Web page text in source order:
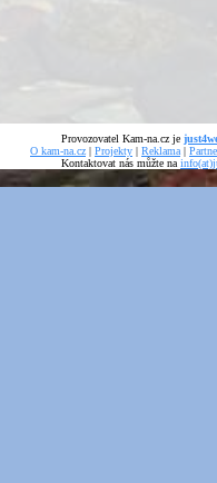
Provozovatel Kam-na.cz je
O kam-na.cz | Projekty | Reklama |
Kontaktovat nás můžte na